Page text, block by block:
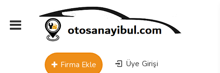
Üye Girişi
Firma Ekle